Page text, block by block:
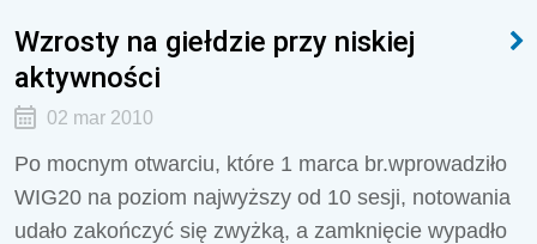
Wzrosty na giełdzie przy niskiej
aktywności
02 mar 2010
Po mocnym otwarciu, które 1 marca br.wprowadziło
WIG20 na poziom najwyższy od 10 sesji, notowania
udało zakończyć się zwyżką, a zamknięcie wypadło